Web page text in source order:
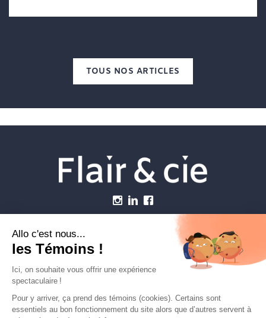
TOUS NOS ARTICLES
Établissements vétérinaires
Carrière
Contactez-nous